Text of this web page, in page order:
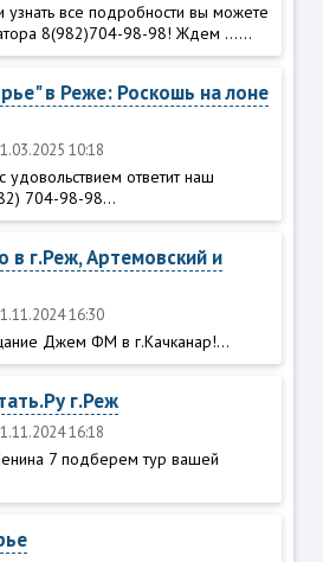
все подробности вы можете
8(982)704-98-98! Ждем ......
в Реже: Роскошь на лоне
10:18
ответит наш
704-98-98...
в г.Реж, Артемовский и
16:30
Джем ФМ в г.Качканар!...
г.Реж
16:18
7 подберем тур вашей